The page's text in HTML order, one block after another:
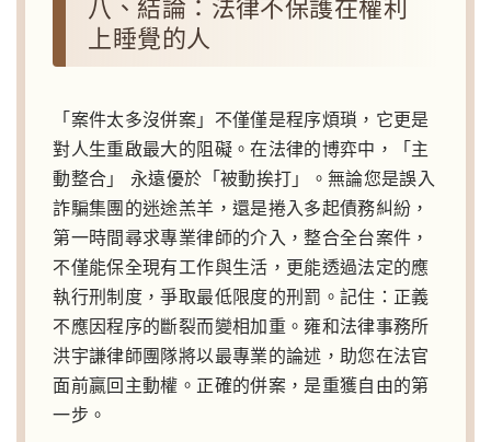
八、結論：法律不保護在權利
上睡覺的人
「案件太多沒併案」不僅僅是程序煩瑣，它更是
對人生重啟最大的阻礙。在法律的博弈中，「主
動整合」 永遠優於「被動挨打」。無論您是誤入
詐騙集團的迷途羔羊，還是捲入多起債務糾紛，
第一時間尋求專業律師的介入，整合全台案件，
不僅能保全現有工作與生活，更能透過法定的應
執行刑制度，爭取最低限度的刑罰。記住：正義
不應因程序的斷裂而變相加重。雍和法律事務所
洪宇謙律師團隊將以最專業的論述，助您在法官
面前贏回主動權。正確的併案，是重獲自由的第
一步。